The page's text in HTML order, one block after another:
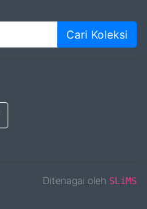
Cari Koleksi
Ditenagai oleh SLiMS